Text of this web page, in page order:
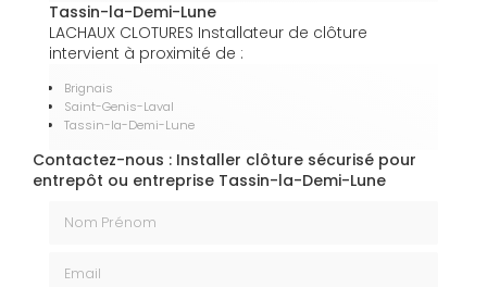
Tassin-la-Demi-Lune
LACHAUX CLOTURES Installateur de clôture
intervient à proximité de :
Brignais
Saint-Genis-Laval
Tassin-la-Demi-Lune
Contactez-nous : Installer clôture sécurisé pour
entrepôt ou entreprise Tassin-la-Demi-Lune